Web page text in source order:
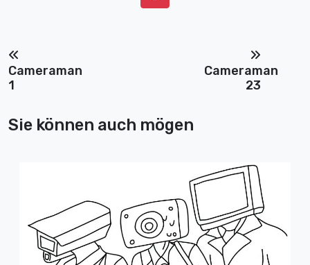
Cameraman
1
Cameraman
23
Sie können auch mögen